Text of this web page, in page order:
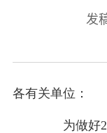
发
各有关单位：
为做好